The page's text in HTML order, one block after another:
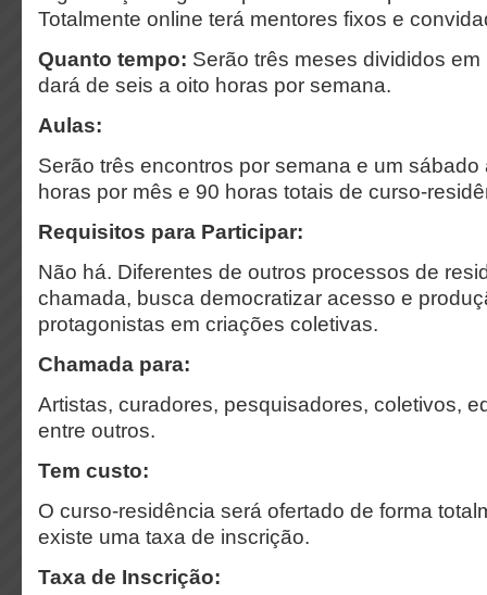
Totalmente online terá mentores fixos e
Quanto tempo: Serão três meses divididos
dará de seis a oito horas por semana.
Aulas:
Serão três encontros por semana e um sábado
horas por mês e 90 horas totais de curso-
Requisitos para Participar:
Não há. Diferentes de outros processos de
chamada, busca democratizar acesso e
protagonistas em criações coletivas.
Chamada para:
Artistas, curadores, pesquisadores, coletivos,
entre outros.
Tem custo:
O curso-residência será ofertado de forma
existe uma taxa de inscrição.
Taxa de Inscrição: